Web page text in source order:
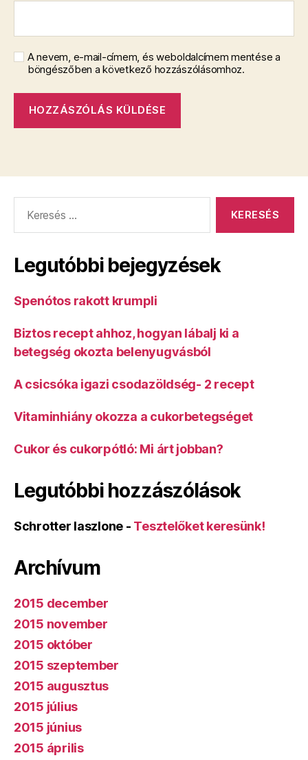
A nevem, e-mail-címem, és weboldalcímem mentése a
böngészőben a következő hozzászólásomhoz.
Legutóbbi bejegyzések
Spenótos rakott krumpli
Biztos recept ahhoz, hogyan lábalj ki a
betegség okozta belenyugvásból
A csicsóka igazi csodazöldség- 2 recept
Vitaminhiány okozza a cukorbetegséget
Cukor és cukorpótló: Mi árt jobban?
Legutóbbi hozzászólások
Schrotter laszlone - Tesztelőket keresünk!
Archívum
2015 december
2015 november
2015 október
2015 szeptember
2015 augusztus
2015 július
2015 június
2015 április